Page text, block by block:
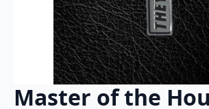
Master of the